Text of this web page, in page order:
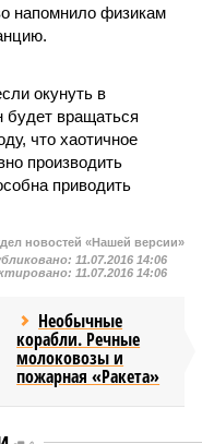
напомнило физикам
окунуть в
будет вращаться
что хаотичное
производить
приводить
новостей «Нашей версии»
11.07.2016 14:06
11.07.2016 14:06
Необычные
корабли. Речные
молоковозы и
пожарная «Ракета»